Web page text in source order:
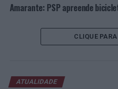
PRÓXIMO
Lisboa: Discussão no
golpeado
Amarante: PSP apreende
CLIQUE
ATUALIDADE